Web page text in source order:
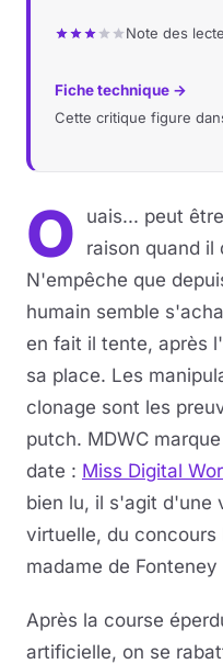
Note des
Fiche technique →
Cette critique figure
O
uais... peut
raison quand il
N'empêche que
humain semble
en fait il tente, après
sa place. Les
clonage sont les
putch. MDWC
date : Miss Digital
bien lu, il s'agit d'une
virtuelle, du concours
madame de
Après la course
artificielle, on se